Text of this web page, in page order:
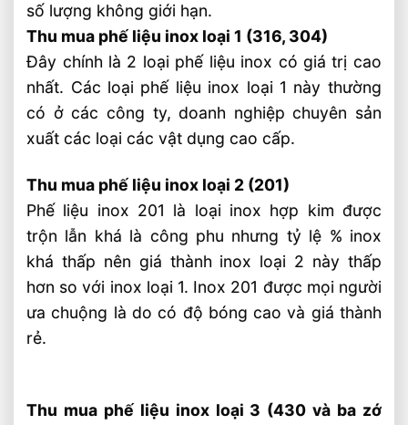
số lượng không giới hạn.
Thu mua phế liệu inox loại 1 (316, 304)
Đây chính là 2 loại phế liệu inox có giá trị cao
nhất. Các loại phế liệu inox loại 1 này thường
có ở các công ty, doanh nghiệp chuyên sản
xuất các loại các vật dụng cao cấp.
Thu mua phế liệu inox loại 2 (201)
Phế liệu inox 201 là loại inox hợp kim được
trộn lẫn khá là công phu nhưng tỷ lệ % inox
khá thấp nên giá thành inox loại 2 này thấp
hơn so với inox loại 1. Inox 201 được mọi người
ưa chuộng là do có độ bóng cao và giá thành
rẻ.
Thu mua phế liệu inox loại 3 (430 và ba zớ